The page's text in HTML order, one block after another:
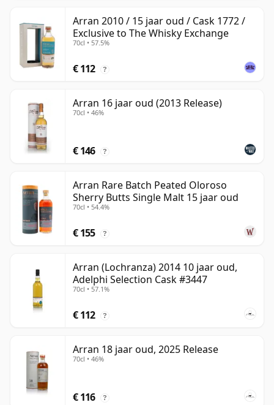
Arran 2010 / 15 jaar oud / Cask 1772 /
Exclusive to The Whisky Exchange
70cl • 57.5%
€ 112 ?
Arran 16 jaar oud (2013 Release)
70cl • 46%
€ 146 ?
Arran Rare Batch Peated Oloroso
Sherry Butts Single Malt 15 jaar oud
70cl • 54.4%
€ 155 ?
Arran (Lochranza) 2014 10 jaar oud,
Adelphi Selection Cask #3447
70cl • 57.1%
€ 112 ?
Arran 18 jaar oud, 2025 Release
70cl • 46%
€ 116 ?